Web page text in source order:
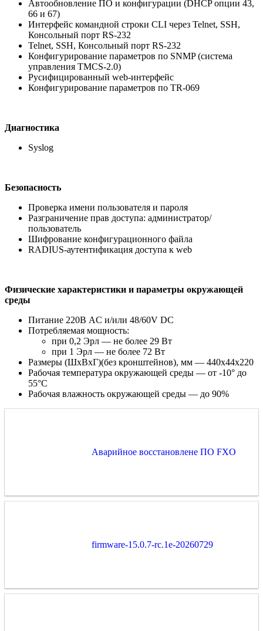
Автообновление ПО и конфигурации (DHCP опции 43,
66 и 67)
Интерфейс командной строки CLI через Telnet, SSH,
Консольный порт RS-232
Telnet, SSH, Консольный порт RS-232
Конфигурирование параметров по SNMP (система
управления TMCS-2.0)
Русифицированный web-интерфейс
Конфигурирование параметров по TR-069
Диагностика
Syslog
Безопасность
Проверка имени пользователя и пароля
Разграничение прав доступа: администратор/
пользователь
Шифрование конфигурационного файла
RADIUS-аутентификация доступа к web
Физические характеристики и параметры окружающей
среды
Питание 220В AC и/или 48/60V DC
Потребляемая мощность:
при 0,2 Эрл — не более 29 Вт
при 1 Эрл — не более 72 Вт
Размеры (ШхВхГ)(без кронштейнов), мм — 440х44х220
Рабочая температура окружающей среды — от -10° до
55°С
Рабочая влажность окружающей среды — до 90%
Аварийное восстановлене ПО FXO
firmware-15.0.7-rc.1e-20260729